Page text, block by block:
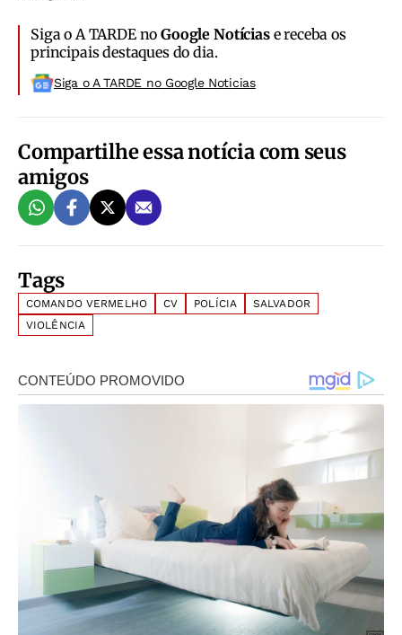
Siga o A TARDE noGoogle Notíciase receba os
principais destaques do dia.
Siga o A TARDE no Google Noticias
Compartilhe essa notícia com seus
amigos
Tags
COMANDO VERMELHO CV POLÍCIA
SALVADOR
VIOLÊNCIA